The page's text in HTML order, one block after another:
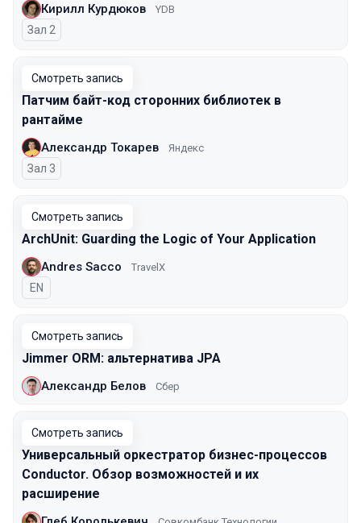
Кирилл Курдюков YDB
Зал 2
Смотреть запись
Патчим байт-код сторонних библиотек в
рантайме
Александр Токарев Яндекс
Зал 3
Смотреть запись
ArchUnit: Guarding the Logic of Your Application
Andres Sacco TravelX
На английском языке
EN
Смотреть запись
Jimmer ORM: альтернатива JPA
Александр Белов Сбер
Смотреть запись
Универсальный оркестратор бизнес-процессов
Conductor. Обзор возможностей и их
расширение